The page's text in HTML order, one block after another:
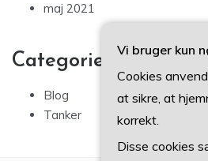
maj 2021
Categories
Blog
Tanker
Vi bruger kun
Cookies
at sikre, at
korrekt.
Disse cookies